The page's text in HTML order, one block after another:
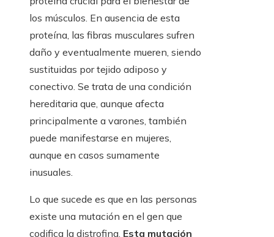
los músculos. En ausencia de esta
proteína, las fibras musculares sufren
daño y eventualmente mueren, siendo
sustituidas por tejido adiposo y
conectivo. Se trata de una condición
hereditaria que, aunque afecta
principalmente a varones, también
puede manifestarse en mujeres,
aunque en casos sumamente
inusuales.
Lo que sucede es que en las personas
existe una mutación en el gen que
codifica la distrofina. Esta mutación